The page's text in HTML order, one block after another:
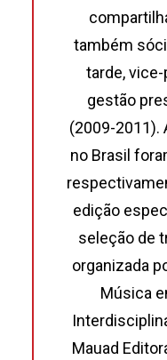
também
tarde,
gestão
(2009-2011).
no Brasil
edição
seleção de
organizada
Música
Mauad